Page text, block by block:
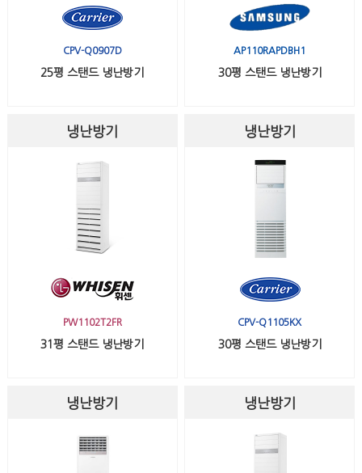
CPV-Q0907D
25평 스탠드 냉난방기
AP110RAPDBH1
30평 스탠드 냉난방기
냉난방기
PW1102T2FR
31평 스탠드 냉난방기
냉난방기
CPV-Q1105KX
30평 스탠드 냉난방기
냉난방기 냉난방기